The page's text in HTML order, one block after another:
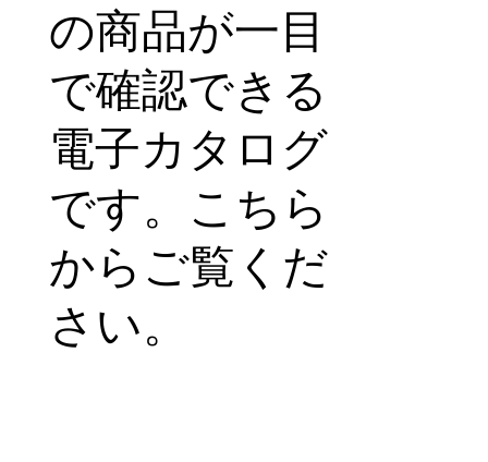
の商品が一目
で確認できる
電子カタログ
です。こちら
からご覧くだ
さい。